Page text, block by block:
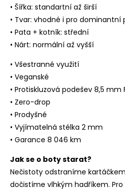
• Šířka: standartní až širší
• Tvar: vhodné i pro dominantní
• Pata + kotník: střední
• Nárt: normální až vyšší
• Všestranné využití
• Veganské
• Protiskluzová podešev 8,5 mm
• Zero-drop
• Prodyšné
• Vyjímatelná stélka 2 mm
• Garance 8 046 km
Jak se o boty starat?
Nečistoty odstraníme
dočistíme vlhkým hadříkem.